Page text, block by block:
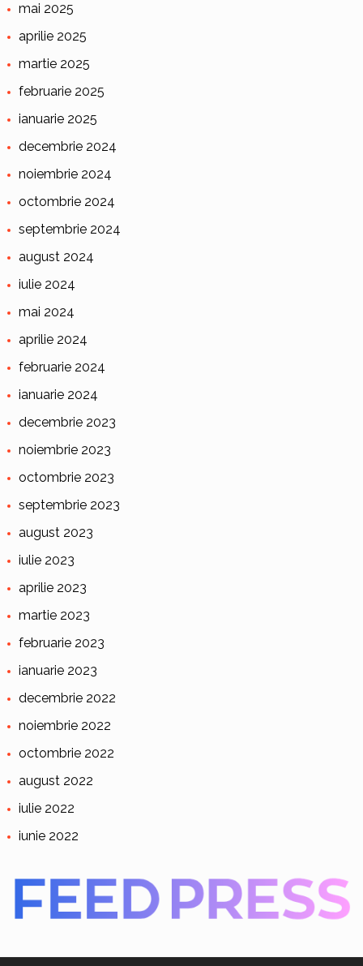
mai 2025
aprilie 2025
martie 2025
februarie 2025
ianuarie 2025
decembrie 2024
noiembrie 2024
octombrie 2024
septembrie 2024
august 2024
iulie 2024
mai 2024
aprilie 2024
februarie 2024
ianuarie 2024
decembrie 2023
noiembrie 2023
octombrie 2023
septembrie 2023
august 2023
iulie 2023
aprilie 2023
martie 2023
februarie 2023
ianuarie 2023
decembrie 2022
noiembrie 2022
octombrie 2022
august 2022
iulie 2022
iunie 2022